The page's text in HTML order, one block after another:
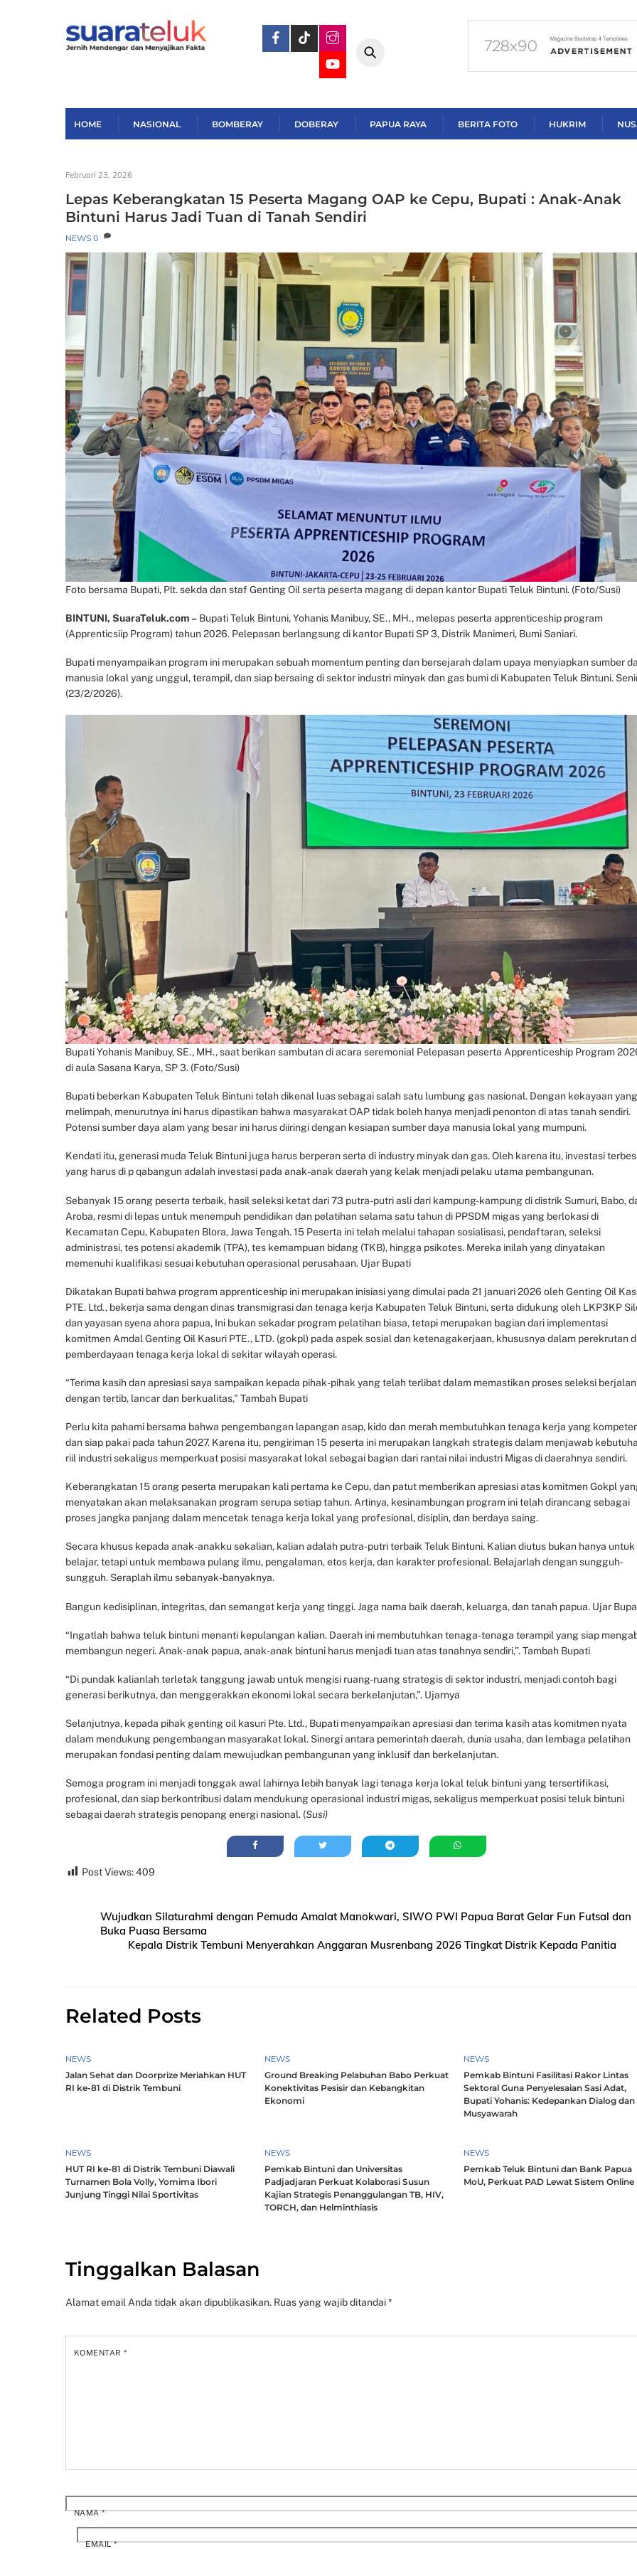
HOME NASIONAL BOMBERAY DOBERAY PAPUA RAYA BERITA FOTO HUKRIM
Februari 23, 2026
Lepas Keberangkatan 15 Peserta Magang OAP ke Cepu, Bupati : Anak-Anak
Bintuni Harus Jadi Tuan di Tanah Sendiri
NEWS 0
Foto bersama Bupati, Plt. sekda dan staf Genting Oil serta peserta magang di depan kantor Bupati Teluk Bintuni. (Foto/Susi)
BINTUNI, SuaraTeluk.com – Bupati Teluk Bintuni, Yohanis Manibuy, SE., MH., melepas peserta apprenticeship program
(Apprenticsiip Program) tahun 2026. Pelepasan berlangsung di kantor Bupati SP 3, Distrik Manimeri, Bumi Saniari.
Bupati menyampaikan program ini merupakan sebuah momentum penting dan bersejarah dalam upaya menyiapkan sumber
manusia lokal yang unggul, terampil, dan siap bersaing di sektor industri minyak dan gas bumi di Kabupaten Teluk Bintuni.
(23/2/2026).
Bupati Yohanis Manibuy, SE., MH., saat berikan sambutan di acara seremonial Pelepasan peserta Apprenticeship Program
di aula Sasana Karya, SP 3. (Foto/Susi)
Bupati beberkan Kabupaten Teluk Bintuni telah dikenal luas sebagai salah satu lumbung gas nasional. Dengan kekayaan yang
melimpah, menurutnya ini harus dipastikan bahwa masyarakat OAP tidak boleh hanya menjadi penonton di atas tanah sendiri.
Potensi sumber daya alam yang besar ini harus diiringi dengan kesiapan sumber daya manusia lokal yang mumpuni.
Kendati itu, generasi muda Teluk Bintuni juga harus berperan serta di industry minyak dan gas. Oleh karena itu, investasi
yang harus di p qabangun adalah investasi pada anak-anak daerah yang kelak menjadi pelaku utama pembangunan.
Sebanyak 15 orang peserta terbaik, hasil seleksi ketat dari 73 putra-putri asli dari kampung-kampung di distrik Sumuri, Babo,
Aroba, resmi di lepas untuk menempuh pendidikan dan pelatihan selama satu tahun di PPSDM migas yang berlokasi di
Kecamatan Cepu, Kabupaten Blora, Jawa Tengah. 15 Peserta ini telah melalui tahapan sosialisasi, pendaftaran, seleksi
administrasi, tes potensi akademik (TPA), tes kemampuan bidang (TKB), hingga psikotes. Mereka inilah yang dinyatakan
memenuhi kualifikasi sesuai kebutuhan operasional perusahaan. Ujar Bupati
Dikatakan Bupati bahwa program apprenticeship ini merupakan inisiasi yang dimulai pada 21 januari 2026 oleh Genting Oil
PTE. Ltd., bekerja sama dengan dinas transmigrasi dan tenaga kerja Kabupaten Teluk Bintuni, serta didukung oleh LKP3KP
dan yayasan syena ahora papua, Ini bukan sekadar program pelatihan biasa, tetapi merupakan bagian dari implementasi
komitmen Amdal Genting Oil Kasuri PTE., LTD. (gokpl) pada aspek sosial dan ketenagakerjaan, khususnya dalam perekrutan
pemberdayaan tenaga kerja lokal di sekitar wilayah operasi.
“Terima kasih dan apresiasi saya sampaikan kepada pihak-pihak yang telah terlibat dalam memastikan proses seleksi berjalan
dengan tertib, lancar dan berkualitas,” Tambah Bupati
Perlu kita pahami bersama bahwa pengembangan lapangan asap, kido dan merah membutuhkan tenaga kerja yang
dan siap pakai pada tahun 2027. Karena itu, pengiriman 15 peserta ini merupakan langkah strategis dalam menjawab
riil industri sekaligus memperkuat posisi masyarakat lokal sebagai bagian dari rantai nilai industri Migas di daerahnya sendiri.
Keberangkatan 15 orang peserta merupakan kali pertama ke Cepu, dan patut memberikan apresiasi atas komitmen Gokpl
menyatakan akan melaksanakan program serupa setiap tahun. Artinya, kesinambungan program ini telah dirancang sebagai
proses jangka panjang dalam mencetak tenaga kerja lokal yang profesional, disiplin, dan berdaya saing.
Secara khusus kepada anak-anakku sekalian, kalian adalah putra-putri terbaik Teluk Bintuni. Kalian diutus bukan hanya untuk
belajar, tetapi untuk membawa pulang ilmu, pengalaman, etos kerja, dan karakter profesional. Belajarlah dengan sungguh-
sungguh. Seraplah ilmu sebanyak-banyaknya.
Bangun kedisiplinan, integritas, dan semangat kerja yang tinggi. Jaga nama baik daerah, keluarga, dan tanah papua. Ujar
“Ingatlah bahwa teluk bintuni menanti kepulangan kalian. Daerah ini membutuhkan tenaga-tenaga terampil yang siap
membangun negeri. Anak-anak papua, anak-anak bintuni harus menjadi tuan atas tanahnya sendiri,”. Tambah Bupati
“Di pundak kalianlah terletak tanggung jawab untuk mengisi ruang-ruang strategis di sektor industri, menjadi contoh bagi
generasi berikutnya, dan menggerakkan ekonomi lokal secara berkelanjutan,”. Ujarnya
Selanjutnya, kepada pihak genting oil kasuri Pte. Ltd., Bupati menyampaikan apresiasi dan terima kasih atas komitmen nyata
dalam mendukung pengembangan masyarakat lokal. Sinergi antara pemerintah daerah, dunia usaha, dan lembaga pelatihan
merupakan fondasi penting dalam mewujudkan pembangunan yang inklusif dan berkelanjutan.
Semoga program ini menjadi tonggak awal lahirnya lebih banyak lagi tenaga kerja lokal teluk bintuni yang tersertifikasi,
profesional, dan siap berkontribusi dalam mendukung operasional industri migas, sekaligus memperkuat posisi teluk bintuni
sebagai daerah strategis penopang energi nasional. (Susi)
Post Views:409
Wujudkan Silaturahmi dengan Pemuda Amalat Manokwari, SIWO PWI Papua Barat Gelar Fun Futsal dan
Buka Puasa Bersama
Kepala Distrik Tembuni Menyerahkan Anggaran Musrenbang 2026 Tingkat Distrik Kepada Panitia
Related Posts
NEWS
Jalan Sehat dan Doorprize Meriahkan HUT
RI ke-81 di Distrik Tembuni
NEWS
Ground Breaking Pelabuhan Babo Perkuat
Konektivitas Pesisir dan Kebangkitan
Ekonomi
NEWS
Pemkab Bintuni Fasilitasi Rakor Lintas
Sektoral Guna Penyelesaian Sasi Adat,
Bupati Yohanis: Kedepankan Dialog dan
Musyawarah
NEWS
HUT RI ke-81 di Distrik Tembuni Diawali
Turnamen Bola Volly, Yomima Ibori
Junjung Tinggi Nilai Sportivitas
NEWS
Pemkab Bintuni dan Universitas
Padjadjaran Perkuat Kolaborasi Susun
Kajian Strategis Penanggulangan TB, HIV,
TORCH, dan Helminthiasis
NEWS
Pemkab Teluk Bintuni dan Bank Papua
MoU, Perkuat PAD Lewat Sistem Online
Tinggalkan Balasan
Alamat email Anda tidak akan dipublikasikan. Ruas yang wajib ditandai*
KOMENTAR*
NAMA*
EMAIL*